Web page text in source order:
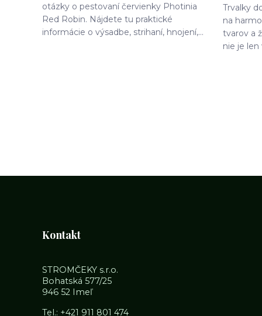
otázky o pestovaní červienky Photinia
Red Robin. Nájdete tu praktické
informácie o výsadbe, strihaní, hnojení,...
Trvalky
na
tvarov a
nie je len
Kontakt
STROMČEKY s.r.o.
Bohatská 577/25
946 52 Imeľ
Tel.: +421 911 801 474